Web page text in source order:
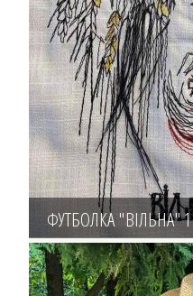
ФУТБОЛКА "ВІЛЬНА" 1